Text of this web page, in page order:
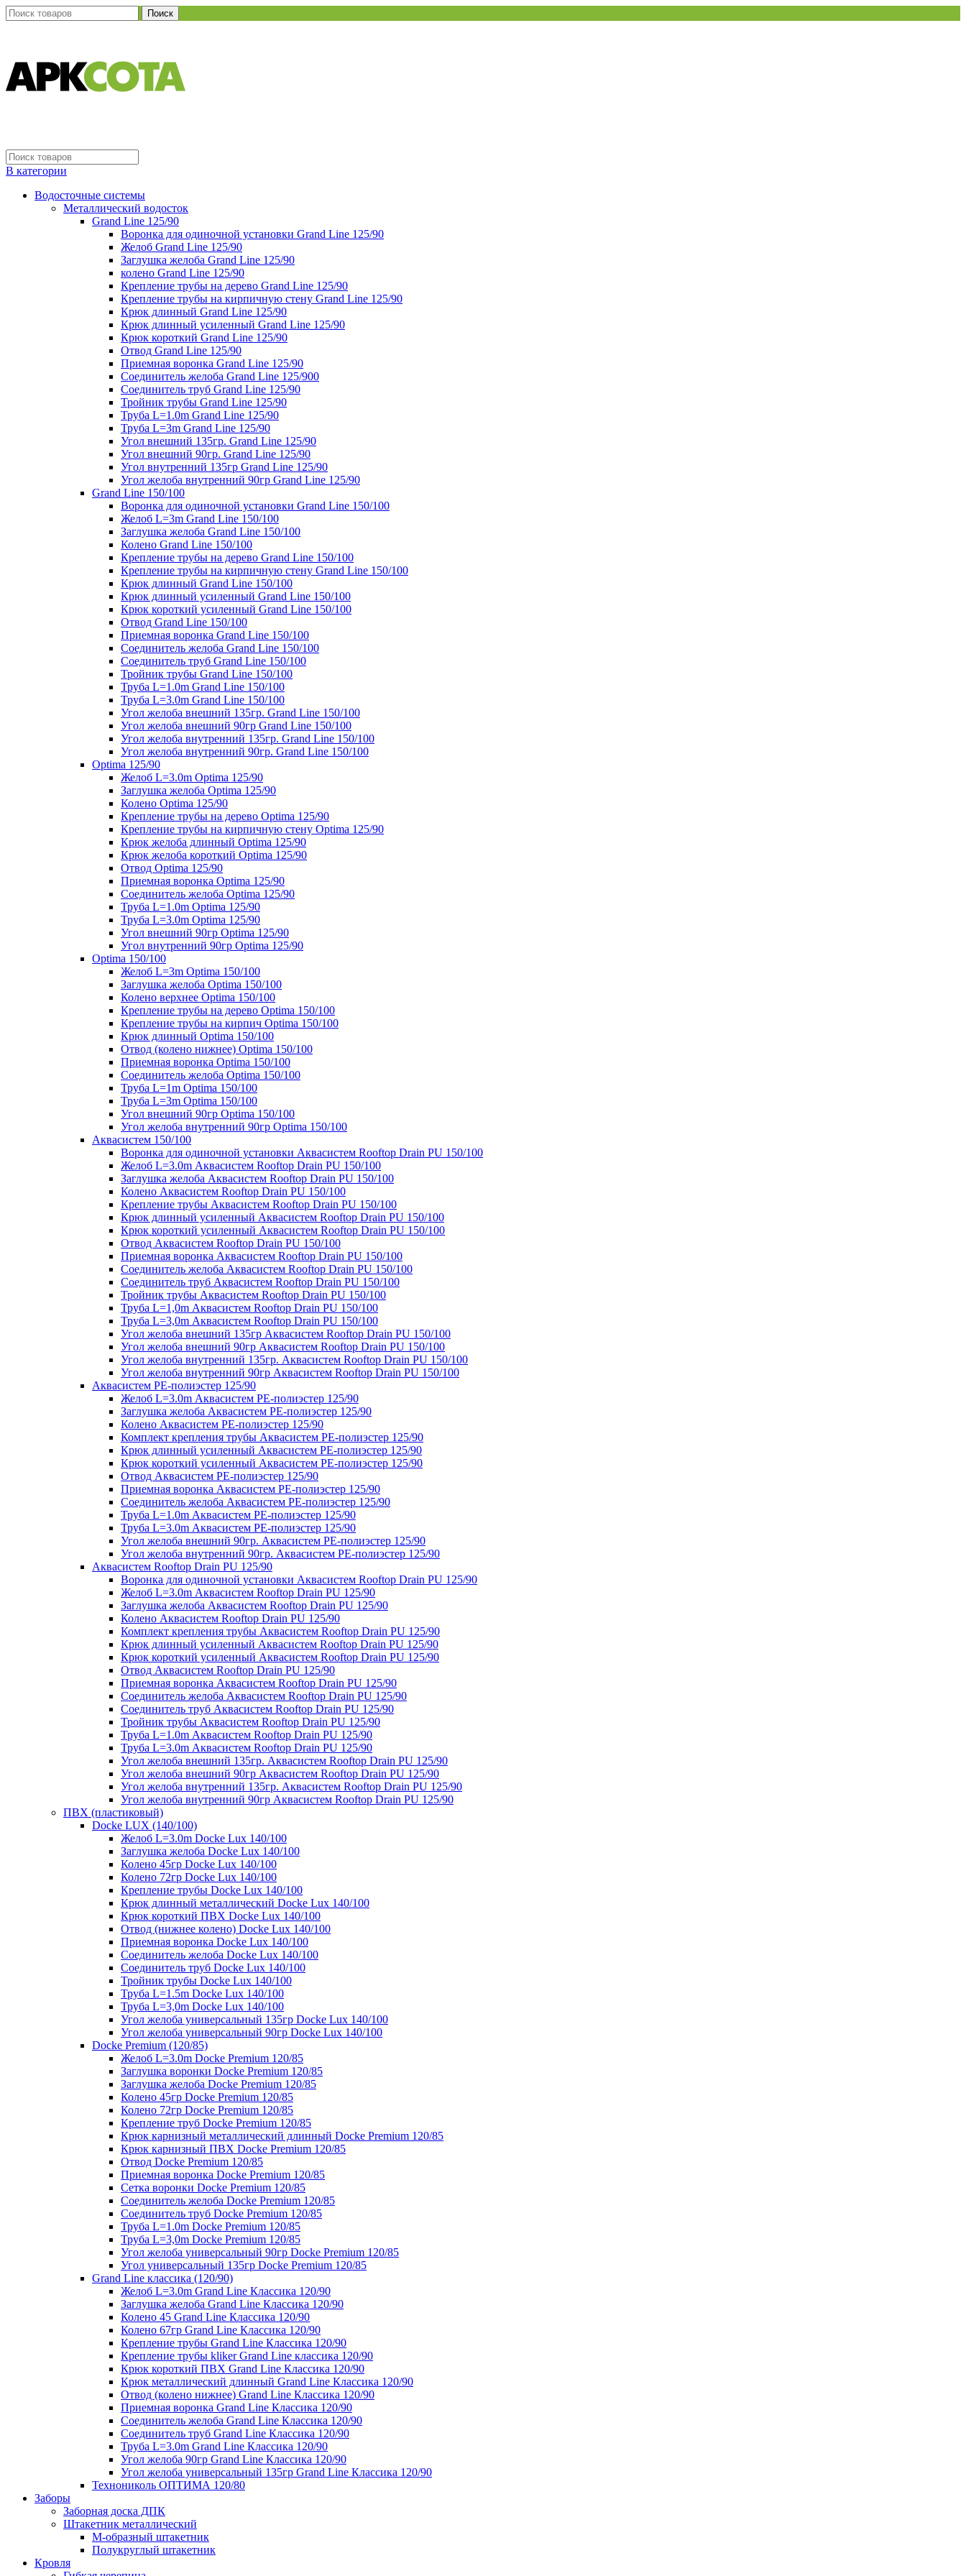
Поиск
В категории
Водосточные системы
Металлический водосток
Grand Line 125/90
Воронка для одиночной установки Grand Line 125/90
Желоб Grand Line 125/90
Заглушка желоба Grand Line 125/90
колено Grand Line 125/90
Крепление трубы на дерево Grand Line 125/90
Крепление трубы на кирпичную стену Grand Line 125/90
Крюк длинный Grand Line 125/90
Крюк длинный усиленный Grand Line 125/90
Крюк короткий Grand Line 125/90
Отвод Grand Line 125/90
Приемная воронка Grand Line 125/90
Соединитель желоба Grand Line 125/900
Соединитель труб Grand Line 125/90
Тройник трубы Grand Line 125/90
Труба L=1.0m Grand Line 125/90
Труба L=3m Grand Line 125/90
Угол внешний 135гр. Grand Line 125/90
Угол внешний 90гр. Grand Line 125/90
Угол внутренний 135гр Grand Line 125/90
Угол желоба внутренний 90гр Grand Line 125/90
Grand Line 150/100
Воронка для одиночной установки Grand Line 150/100
Желоб L=3m Grand Line 150/100
Заглушка желоба Grand Line 150/100
Колено Grand Line 150/100
Крепление трубы на дерево Grand Line 150/100
Крепление трубы на кирпичную стену Grand Line 150/100
Крюк длинный Grand Line 150/100
Крюк длинный усиленный Grand Line 150/100
Крюк короткий усиленный Grand Line 150/100
Отвод Grand Line 150/100
Приемная воронка Grand Line 150/100
Соединитель желоба Grand Line 150/100
Соединитель труб Grand Line 150/100
Тройник трубы Grand Line 150/100
Труба L=1.0m Grand Line 150/100
Труба L=3.0m Grand Line 150/100
Угол желоба внешний 135гр. Grand Line 150/100
Угол желоба внешний 90гр Grand Line 150/100
Угол желоба внутренний 135гр. Grand Line 150/100
Угол желоба внутренний 90гр. Grand Line 150/100
Optima 125/90
Желоб L=3.0m Optima 125/90
Заглушка желоба Optima 125/90
Колено Optima 125/90
Крепление трубы на дерево Optima 125/90
Крепление трубы на кирпичную стену Optima 125/90
Крюк желоба длинный Optima 125/90
Крюк желоба короткий Optima 125/90
Отвод Optima 125/90
Приемная воронка Optima 125/90
Соединитель желоба Optima 125/90
Труба L=1.0m Optima 125/90
Труба L=3.0m Optima 125/90
Угол внешний 90гр Optima 125/90
Угол внутренний 90гр Optima 125/90
Optima 150/100
Желоб L=3m Optima 150/100
Заглушка желоба Optima 150/100
Колено верхнее Optima 150/100
Крепление трубы на дерево Optima 150/100
Крепление трубы на кирпич Optima 150/100
Крюк длинный Optima 150/100
Отвод (колено нижнее) Optima 150/100
Приемная воронка Optima 150/100
Соединитель желоба Optima 150/100
Труба L=1m Optima 150/100
Труба L=3m Optima 150/100
Угол внешний 90гр Optima 150/100
Угол желоба внутренний 90гр Optima 150/100
Аквасистем 150/100
Воронка для одиночной установки Аквасистем Rooftop Drain PU 150/100
Желоб L=3.0m Аквасистем Rooftop Drain PU 150/100
Заглушка желоба Аквасистем Rooftop Drain PU 150/100
Колено Аквасистем Rooftop Drain PU 150/100
Крепление трубы Аквасистем Rooftop Drain PU 150/100
Крюк длинный усиленный Аквасистем Rooftop Drain PU 150/100
Крюк короткий усиленный Аквасистем Rooftop Drain PU 150/100
Отвод Аквасистем Rooftop Drain PU 150/100
Приемная воронка Аквасистем Rooftop Drain PU 150/100
Соединитель желоба Аквасистем Rooftop Drain PU 150/100
Соединитель труб Аквасистем Rooftop Drain PU 150/100
Тройник трубы Аквасистем Rooftop Drain PU 150/100
Труба L=1,0m Аквасистем Rooftop Drain PU 150/100
Труба L=3,0m Аквасистем Rooftop Drain PU 150/100
Угол желоба внешний 135гр Аквасистем Rooftop Drain PU 150/100
Угол желоба внешний 90гр Аквасистем Rooftop Drain PU 150/100
Угол желоба внутренний 135гр. Аквасистем Rooftop Drain PU 150/100
Угол желоба внутренний 90гр Аквасистем Rooftop Drain PU 150/100
Аквасистем PE-полиэстер 125/90
Желоб L=3.0m Аквасистем PE-полиэстер 125/90
Заглушка желоба Аквасистем PE-полиэстер 125/90
Колено Аквасистем PE-полиэстер 125/90
Комплект крепления трубы Аквасистем PE-полиэстер 125/90
Крюк длинный усиленный Аквасистем PE-полиэстер 125/90
Крюк короткий усиленный Аквасистем PE-полиэстер 125/90
Отвод Аквасистем РЕ-полиэстер 125/90
Приемная воронка Аквасистем PE-полиэстер 125/90
Соединитель желоба Аквасистем PE-полиэстер 125/90
Труба L=1.0m Аквасистем PE-полиэстер 125/90
Труба L=3.0m Аквасистем PE-полиэстер 125/90
Угол желоба внешний 90гр. Аквасистем PE-полиэстер 125/90
Угол желоба внутренний 90гр. Аквасистем PE-полиэстер 125/90
Аквасистем Rooftop Drain PU 125/90
Воронка для одиночной установки Аквасистем Rooftop Drain PU 125/90
Желоб L=3.0m Аквасистем Rooftop Drain PU 125/90
Заглушка желоба Аквасистем Rooftop Drain PU 125/90
Колено Аквасистем Rooftop Drain PU 125/90
Комплект крепления трубы Аквасистем Rooftop Drain PU 125/90
Крюк длинный усиленный Аквасистем Rooftop Drain PU 125/90
Крюк короткий усиленный Аквасистем Rooftop Drain PU 125/90
Отвод Аквасистем Rooftop Drain PU 125/90
Приемная воронка Аквасистем Rooftop Drain PU 125/90
Соединитель желоба Аквасистем Rooftop Drain PU 125/90
Соединитель труб Аквасистем Rooftop Drain PU 125/90
Тройник трубы Аквасистем Rooftop Drain PU 125/90
Труба L=1.0m Аквасистем Rooftop Drain PU 125/90
Труба L=3.0m Аквасистем Rooftop Drain PU 125/90
Угол желоба внешний 135гр. Аквасистем Rooftop Drain PU 125/90
Угол желоба внешний 90гр Аквасистем Rooftop Drain PU 125/90
Угол желоба внутренний 135гр. Аквасистем Rooftop Drain PU 125/90
Угол желоба внутренний 90гр Аквасистем Rooftop Drain PU 125/90
ПВХ (пластиковый)
Docke LUX (140/100)
Желоб L=3.0m Docke Lux 140/100
Заглушка желоба Docke Lux 140/100
Колено 45гр Docke Lux 140/100
Колено 72гр Docke Lux 140/100
Крепление трубы Docke Lux 140/100
Крюк длинный металлический Docke Lux 140/100
Крюк короткий ПВХ Docke Lux 140/100
Отвод (нижнее колено) Docke Lux 140/100
Приемная воронка Docke Lux 140/100
Соединитель желоба Docke Lux 140/100
Соединитель труб Docke Lux 140/100
Тройник трубы Docke Lux 140/100
Труба L=1.5m Docke Lux 140/100
Труба L=3,0m Docke Lux 140/100
Угол желоба универсальный 135гр Docke Lux 140/100
Угол желоба универсальный 90гр Docke Lux 140/100
Docke Premium (120/85)
Желоб L=3.0m Docke Premium 120/85
Заглушка воронки Docke Premium 120/85
Заглушка желоба Docke Premium 120/85
Колено 45гр Docke Premium 120/85
Колено 72гр Docke Premium 120/85
Крепление труб Docke Premium 120/85
Крюк карнизный металлический длинный Docke Premium 120/85
Крюк карнизный ПВХ Docke Premium 120/85
Отвод Docke Premium 120/85
Приемная воронка Docke Premium 120/85
Сетка воронки Docke Premium 120/85
Соединитель желоба Docke Premium 120/85
Соединитель труб Docke Premium 120/85
Труба L=1.0m Docke Premium 120/85
Труба L=3,0m Docke Premium 120/85
Угол желоба универсальный 90гр Docke Premium 120/85
Угол универсальный 135гр Docke Premium 120/85
Grand Line классика (120/90)
Желоб L=3.0m Grand Line Классика 120/90
Заглушка желоба Grand Line Классика 120/90
Колено 45 Grand Line Классика 120/90
Колено 67гр Grand Line Классика 120/90
Крепление трубы Grand Line Классика 120/90
Крепление трубы kliker Grand Line классика 120/90
Крюк короткий ПВХ Grand Line Классика 120/90
Крюк металлический длинный Grand Line Классика 120/90
Отвод (колено нижнее) Grand Line Классика 120/90
Приемная воронка Grand Line Классика 120/90
Соединитель желоба Grand Line Классика 120/90
Соединитель труб Grand Line Классика 120/90
Труба L=3.0m Grand Line Классика 120/90
Угол желоба 90гр Grand Line Классика 120/90
Угол желоба универсальный 135гр Grand Line Классика 120/90
Технониколь ОПТИМА 120/80
Заборы
Заборная доска ДПК
Штакетник металлический
М-образный штакетник
Полукруглый штакетник
Кровля